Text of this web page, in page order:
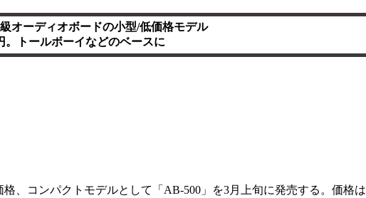
オーディオボードの小型/低価格モデル
。トールボーイなどのベースに
、コンパクトモデルとして「AB-500」を3月上旬に発売する。価格は